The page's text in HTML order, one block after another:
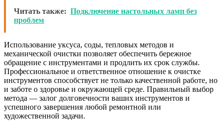
Читать также: Подключение настольных ламп без
проблем
Использование уксуса, соды, тепловых методов и
механической очистки позволяет обеспечить бережное
обращение с инструментами и продлить их срок службы.
Профессиональное и ответственное отношение к очистке
инструментов способствует не только качественной работе, но
и заботе о здоровье и окружающей среде. Правильный выбор
метода — залог долговечности ваших инструментов и
успешного завершения любой ремонтной или
художественной задачи.